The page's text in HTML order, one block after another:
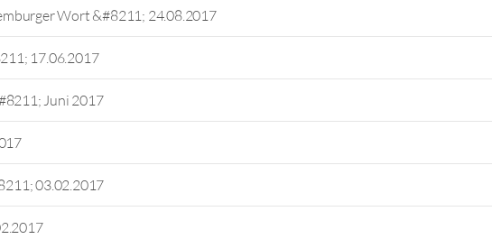
Wort &#8211; 24.08.2017
17.06.2017
Juni 2017
03.02.2017